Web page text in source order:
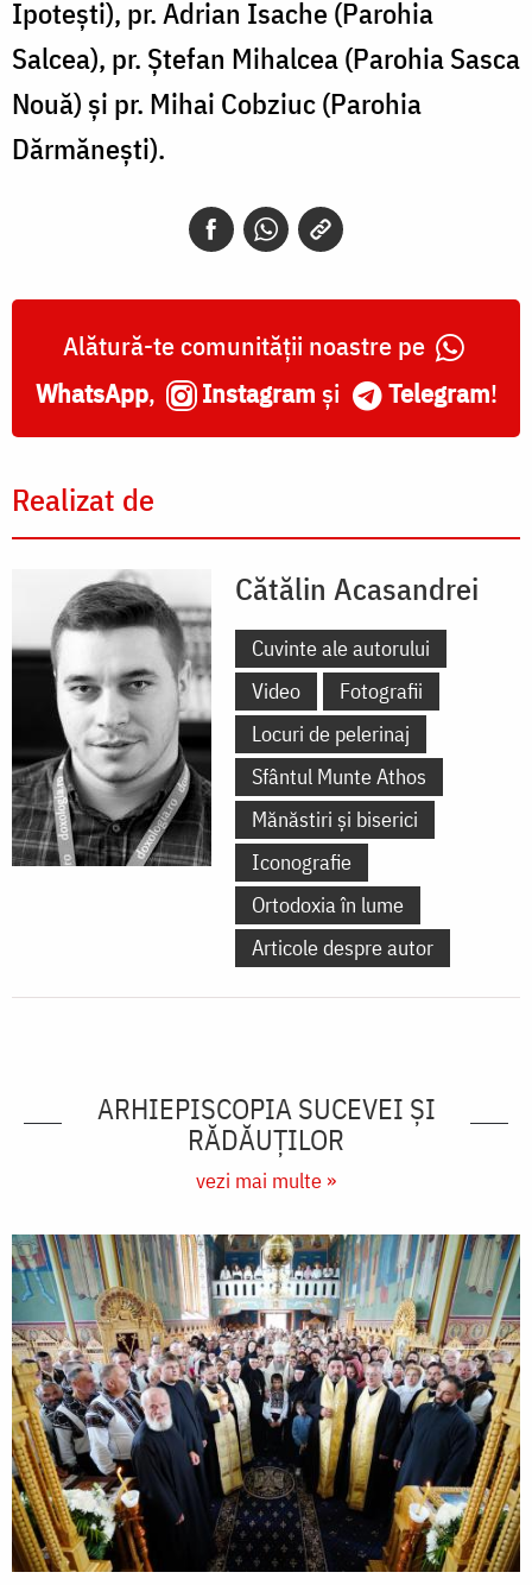
Ipotești), pr. Adrian Isache (Parohia
Salcea), pr. Ștefan Mihalcea (Parohia Sasca
Nouă) și pr. Mihai Cobziuc (Parohia
Dărmănești).
Alătură-te comunității noastre pe
WhatsApp, Instagram și Telegram!
Realizat de
Cătălin Acasandrei
Cuvinte ale autorului
Video
Fotografii
Locuri de pelerinaj
Sfântul Munte Athos
Mănăstiri și biserici
Iconografie
Ortodoxia în lume
Articole despre autor
ARHIEPISCOPIA SUCEVEI ŞI
RĂDĂUŢILOR
vezi mai multe »